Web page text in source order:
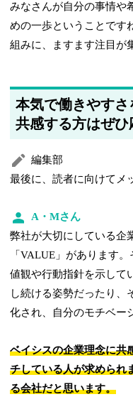
みなさんが自分の事情や
めの一歩ということです
組みに、ますます注目が
本気で働きやす
共感する方はぜひ
編集部
最後に、読者に向けてメ
A・Mさん
弊社が大切にしている企
「VALUE」があります
値観や行動指針を示して
し続ける姿勢だったり、
化され、自分のモチベー
ベイシスの企業理念に共
チしている人が求められ
る会社だと思います。